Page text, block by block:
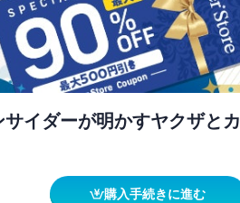
イダーが明かすヤクザとカ
購入手続きに進む